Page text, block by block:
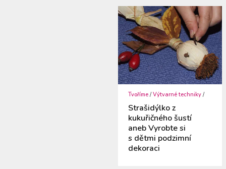
Tvoříme /Výtvarné techniky /
Strašidýlko z
kukuřičného šustí
aneb Vyrobte si
s dětmi podzimní
dekoraci